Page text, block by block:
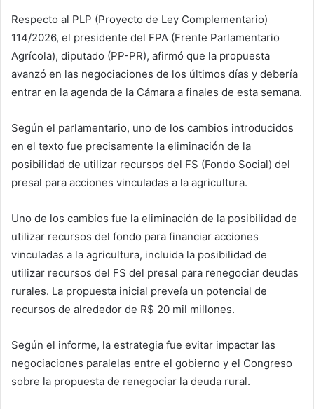
Respecto al PLP (Proyecto de Ley Complementario)
114/2026, el presidente del FPA (Frente Parlamentario
Agrícola), diputado (PP-PR), afirmó que la propuesta
avanzó en las negociaciones de los últimos días y debería
entrar en la agenda de la Cámara a finales de esta semana.
Según el parlamentario, uno de los cambios introducidos
en el texto fue precisamente la eliminación de la
posibilidad de utilizar recursos del FS (Fondo Social) del
presal para acciones vinculadas a la agricultura.
Uno de los cambios fue la eliminación de la posibilidad de
utilizar recursos del fondo para financiar acciones
vinculadas a la agricultura, incluida la posibilidad de
utilizar recursos del FS del presal para renegociar deudas
rurales. La propuesta inicial preveía un potencial de
recursos de alrededor de R$ 20 mil millones.
Según el informe, la estrategia fue evitar impactar las
negociaciones paralelas entre el gobierno y el Congreso
sobre la propuesta de renegociar la deuda rural.